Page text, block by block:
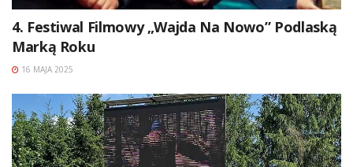
4. Festiwal Filmowy „Wajda Na Nowo” Podlaską
Marką Roku
16 MAJA 2025